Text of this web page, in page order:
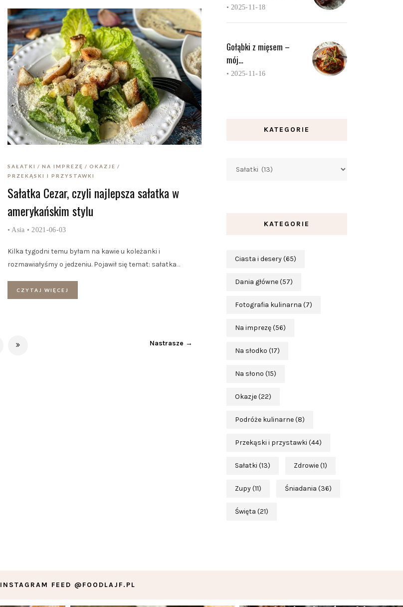
SAŁATKI NA IMPREZĘ
OKAZJE
PRZEKĄSKI I PRZYSTAWKI
Sałatka Cezar, czyli najlepsza sałatka w
amerykańskim stylu
•Asia • 2021-06-03
Kilka tygodni temu byłam na kawie u koleżanki i
rozmawiałyśmy o jedzeniu. Pojawił się temat: sałatka…
CZYTAJ WIĘCEJ
Nastrasze →
• 2025-11-18
Gołąbki z mięsem –
mój…
• 2025-11-16
KATEGORIE
KATEGORIE
Ciasta i desery(65)
Dania główne(57)
Fotografia kulinarna (7)
Na imprezę(56)
Na słodko (17)
Na słono (15)
Okazje(22)
Podróże kulinarne(8)
Przekąski i przystawki (44)
Sałatki (13) Zdrowie(1)
Zupy(11) Śniadania (36)
Święta (21)
INSTAGRAM FEED @FOODLAJF.PL